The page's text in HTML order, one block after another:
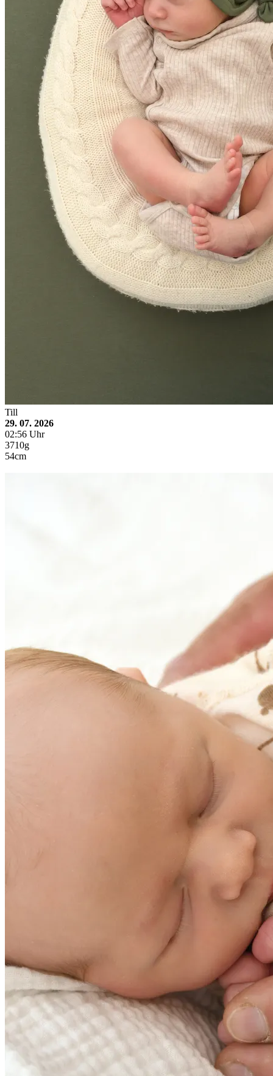
Till
29. 07. 2026
02:56 Uhr
3710g
54cm